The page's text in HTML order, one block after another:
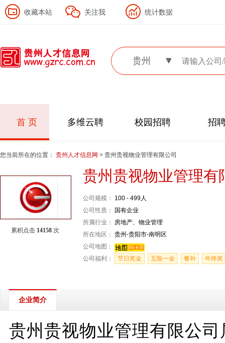
收藏本站 关注我 统计数据
贵州
首 页 多维云聘 校园招聘 招
您当前所在的位置： 贵州人才信息网 > 贵州贵视物业管理有限公司
累积点击 14158 次
贵州贵视物业管理有
公司规模：
100 - 499人
公司性质：
国有企业
所属行业：
房地产、物业管理
所在地区： 贵州-贵阳市-南明区
公司地图：
公司福利：
节日奖金 五险一金 餐补 年终奖
企业简介
贵州贵视物业管理有限公